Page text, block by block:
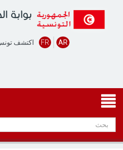
بوابة
اكتشف FR AR